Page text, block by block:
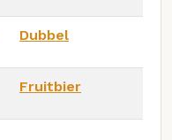
Dubbel
Fruitbier